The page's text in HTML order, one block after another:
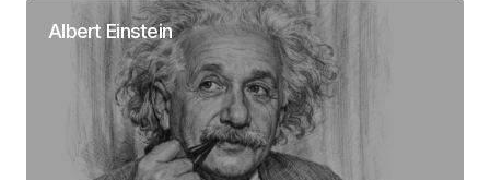
Albert Einstein